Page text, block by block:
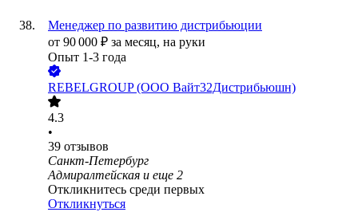
Менеджер по развитию дистрибьюции
от 90 000 ₽ за месяц, на руки
Опыт 1-3 года
REBELGROUP (ООО Вайт32Дистрибьюшн)
4.3
•
39 отзывов
Санкт-Петербург
Адмиралтейская и еще 2
Откликнитесь среди первых
Откликнуться